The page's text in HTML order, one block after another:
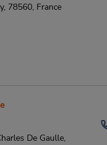
78560, France
De Gaulle,